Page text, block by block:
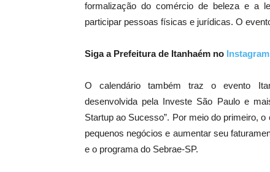
formalização do comércio de beleza e a
participar pessoas físicas e jurídicas. O
Siga a Prefeitura de Itanhaém no Instagram
O calendário também traz o evento
desenvolvida pela Investe São Paulo e
Startup ao Sucesso”. Por meio do primeiro,
pequenos negócios e aumentar seu
e o programa do Sebrae-SP.